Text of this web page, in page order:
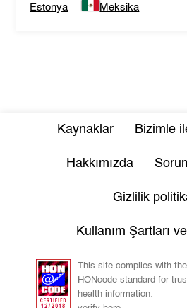
Estonya
Meksika
Kaynaklar Bizimle
Hakkımızda
Gizlilik
Kullanım Şartları
This site complies with the
HONcode standard for
health information: